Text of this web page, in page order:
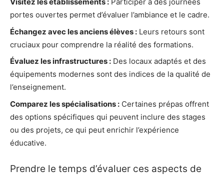
Visitez les établissements : Participer à des journées
portes ouvertes permet d’évaluer l’ambiance et le cadre.
Échangez avec les anciens élèves : Leurs retours sont
cruciaux pour comprendre la réalité des formations.
Évaluez les infrastructures : Des locaux adaptés et des
équipements modernes sont des indices de la qualité de
l’enseignement.
Comparez les spécialisations : Certaines prépas offrent
des options spécifiques qui peuvent inclure des stages
ou des projets, ce qui peut enrichir l’expérience
éducative.
Prendre le temps d’évaluer ces aspects de